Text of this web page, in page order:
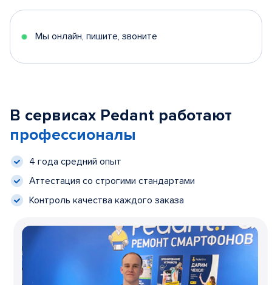
Мы онлайн, пишите, звоните
В сервисах Pedant работают
профессионалы
4 года средний опыт
Аттестация со строгими стандартами
Контроль качества каждого заказа